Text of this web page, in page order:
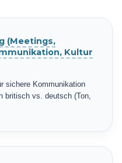
(Meetings,
Kultur
sichere Kommunikation
vs. deutsch (Ton,